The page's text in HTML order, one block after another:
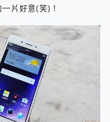
片好意(笑)！